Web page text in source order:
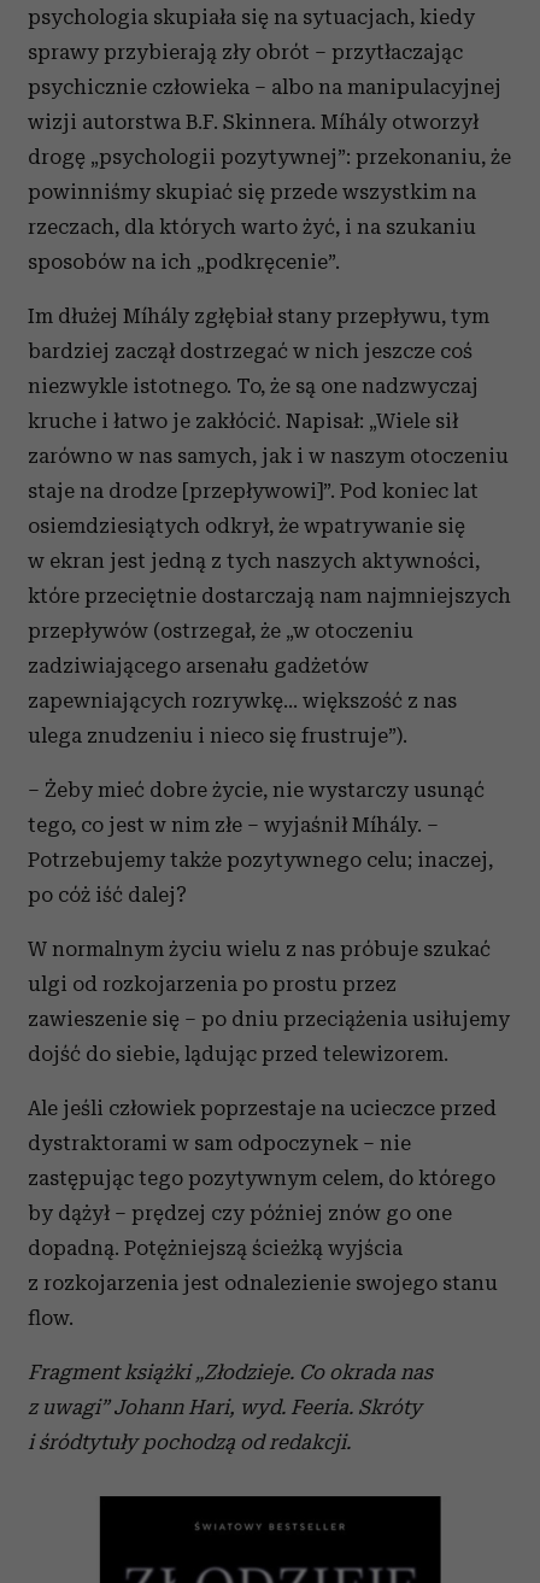
psychologia skupiała się na sytuacjach, kiedy
sprawy przybierają zły obrót – przytłaczając
psychicznie człowieka – albo na manipulacyjnej
wizji autorstwa B.F. Skinnera. Míhály otworzył
drogę „psychologii pozytywnej”: przekonaniu, że
powinniśmy skupiać się przede wszystkim na
rzeczach, dla których warto żyć, i na szukaniu
sposobów na ich „podkręcenie”.
Im dłużej Míhály zgłębiał stany przepływu, tym
bardziej zaczął dostrzegać w nich jeszcze coś
niezwykle istotnego. To, że są one nadzwyczaj
kruche i łatwo je zakłócić. Napisał: „Wiele sił
zarówno w nas samych, jak i w naszym otoczeniu
staje na drodze [przepływowi]”. Pod koniec lat
osiemdziesiątych odkrył, że wpatrywanie się
w ekran jest jedną z tych naszych aktywności,
które przeciętnie dostarczają nam najmniejszych
przepływów (ostrzegał, że „w otoczeniu
zadziwiającego arsenału gadżetów
zapewniających rozrywkę... większość z nas
ulega znudzeniu i nieco się frustruje”).
– Żeby mieć dobre życie, nie wystarczy usunąć
tego, co jest w nim złe – wyjaśnił Míhály. –
Potrzebujemy także pozytywnego celu; inaczej,
po cóż iść dalej?
W normalnym życiu wielu z nas próbuje szukać
ulgi od rozkojarzenia po prostu przez
zawieszenie się – po dniu przeciążenia usiłujemy
dojść do siebie, lądując przed telewizorem.
Ale jeśli człowiek poprzestaje na ucieczce przed
dystraktorami w sam odpoczynek – nie
zastępując tego pozytywnym celem, do którego
by dążył – prędzej czy później znów go one
dopadną. Potężniejszą ścieżką wyjścia
z rozkojarzenia jest odnalezienie swojego stanu
flow.
Fragment książki „Złodzieje. Co okrada nas
z uwagi” Johann Hari, wyd. Feeria. Skróty
i śródtytuły pochodzą od redakcji.